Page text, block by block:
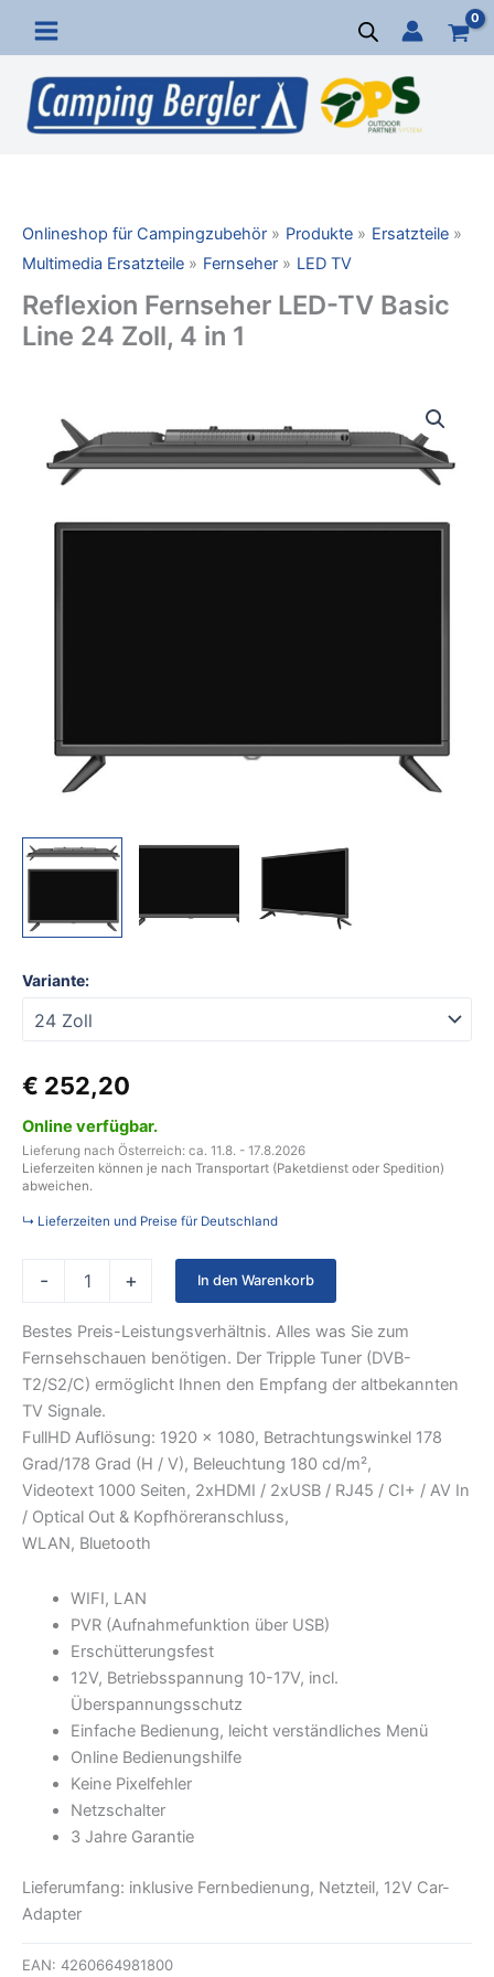
Inhalt
springen
Onlineshop für Campingzubehör Produkte
Ersatzteile
Multimedia Ersatzteile
Fernseher LED TV
Reflexion Fernseher LED-TV Basic
Line 24 Zoll, 4 in 1
Variante:
€ 252,20
Online verfügbar.
Lieferung nach Österreich: ca. 11.8. - 17.8.2026
Lieferzeiten können je nach Transportart (Paketdienst oder Spedition)
abweichen.
↳ Lieferzeiten und Preise für Deutschland
-
Fernseher
+ In den Warenkorb
Bestes Preis-Leistungsverhältnis. Alles was Sie zum
Fernsehschauen benötigen. Der Tripple Tuner (DVB-
T2/S2/C) ermöglicht Ihnen den Empfang der altbekannten
TV Signale.
FullHD Auflösung: 1920 x 1080, Betrachtungswinkel 178
Grad/178 Grad (H / V), Beleuchtung 180 cd/m²,
Videotext 1000 Seiten, 2xHDMI / 2xUSB / RJ45 / CI+ / AV In
/ Optical Out & Kopfhöreranschluss,
WLAN, Bluetooth
WIFI, LAN
PVR (Aufnahmefunktion über USB)
Erschütterungsfest
12V, Betriebsspannung 10-17V, incl.
Überspannungsschutz
Einfache Bedienung, leicht verständliches Menü
Online Bedienungshilfe
Keine Pixelfehler
Netzschalter
3 Jahre Garantie
Lieferumfang: inklusive Fernbedienung, Netzteil, 12V Car-
Adapter
EAN: 4260664981800